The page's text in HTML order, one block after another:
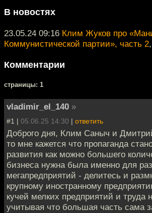
В новостях
23.05.24 09:16 Клим Жуков про
Коммунистической партии», часть 2
Комментарии
cтраницы: 1
vladimir_el_140 »
#1 | 05.06.25 14:30 | ответить
Доброго дня, Клим Саныч и
то мне кажется что пропаганда
развития как можно большего
бизнеса нужна была именно для
мегапредприятий - делитесь и
крупному иностранному
кучей мелких предприятий и труда
учитывая что большая часть сама